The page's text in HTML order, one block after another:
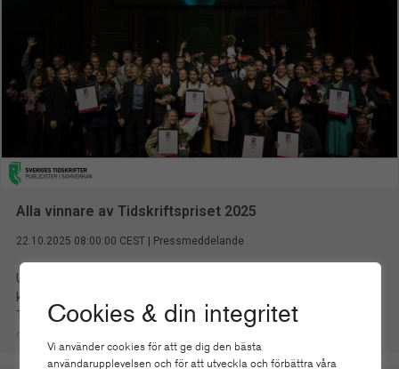
Cookies & din integritet
Vi använder cookies för att ge dig den bästa
användarupplevelsen och för att utveckla och förbättra våra